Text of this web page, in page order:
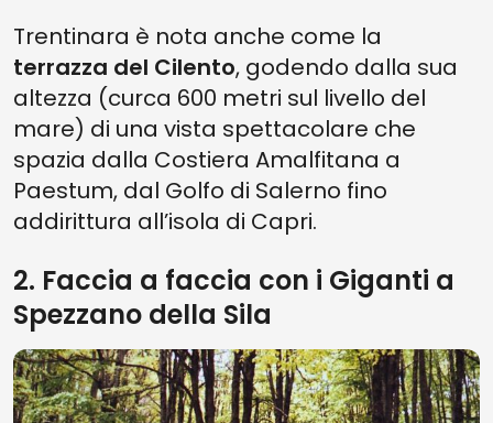
Trentinara è nota anche come la
terrazza del Cilento, godendo dalla sua
altezza (curca 600 metri sul livello del
mare) di una vista spettacolare che
spazia dalla Costiera Amalfitana a
Paestum, dal Golfo di Salerno fino
addirittura all’isola di Capri.
2. Faccia a faccia con i Giganti a
Spezzano della Sila